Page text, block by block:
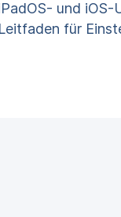
und iOS-
Leitfaden für